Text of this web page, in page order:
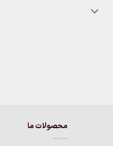
محصولات ما